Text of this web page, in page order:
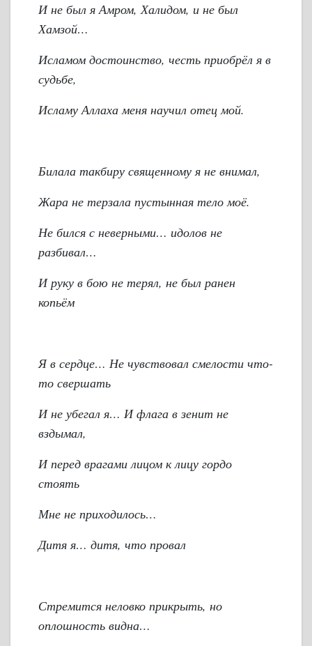
И не был я Амром, Халидом, и не был
Хамзой…
Исламом достоинство, честь приобрёл я в
судьбе,
Исламу Аллаха меня научил отец мой.
Билала такбиру священному я не внимал,
Жара не терзала пустынная тело моё.
Не бился с неверными… идолов не
разбивал…
И руку в бою не терял, не был ранен
копьём
Я в сердце… Не чувствовал смелости что-
то свершать
И не убегал я… И флага в зенит не
вздымал,
И перед врагами лицом к лицу гордо
стоять
Мне не приходилось…
Дитя я… дитя, что провал
Стремится неловко прикрыть, но
оплошность видна…